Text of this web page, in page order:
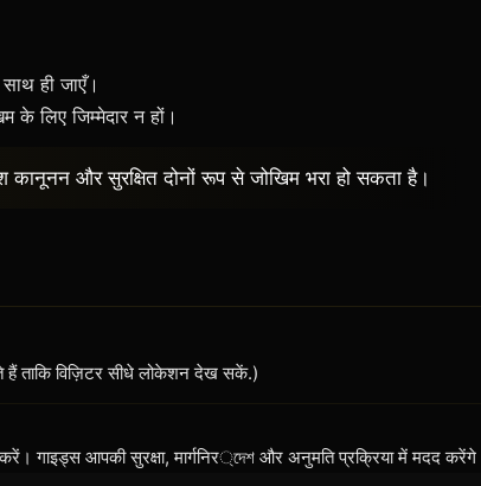
ही जाएँ।
के लिए जिम्मेदार न हों।
और सुरक्षित दोनों रूप से जोखिम भरा हो सकता है।
ताकि विज़िटर सीधे लोकेशन देख सकें.)
करें। गाइड्स आपकी सुरक्षा, मार्गनिर্দেশ और अनुमति प्रक्रिया में मदद